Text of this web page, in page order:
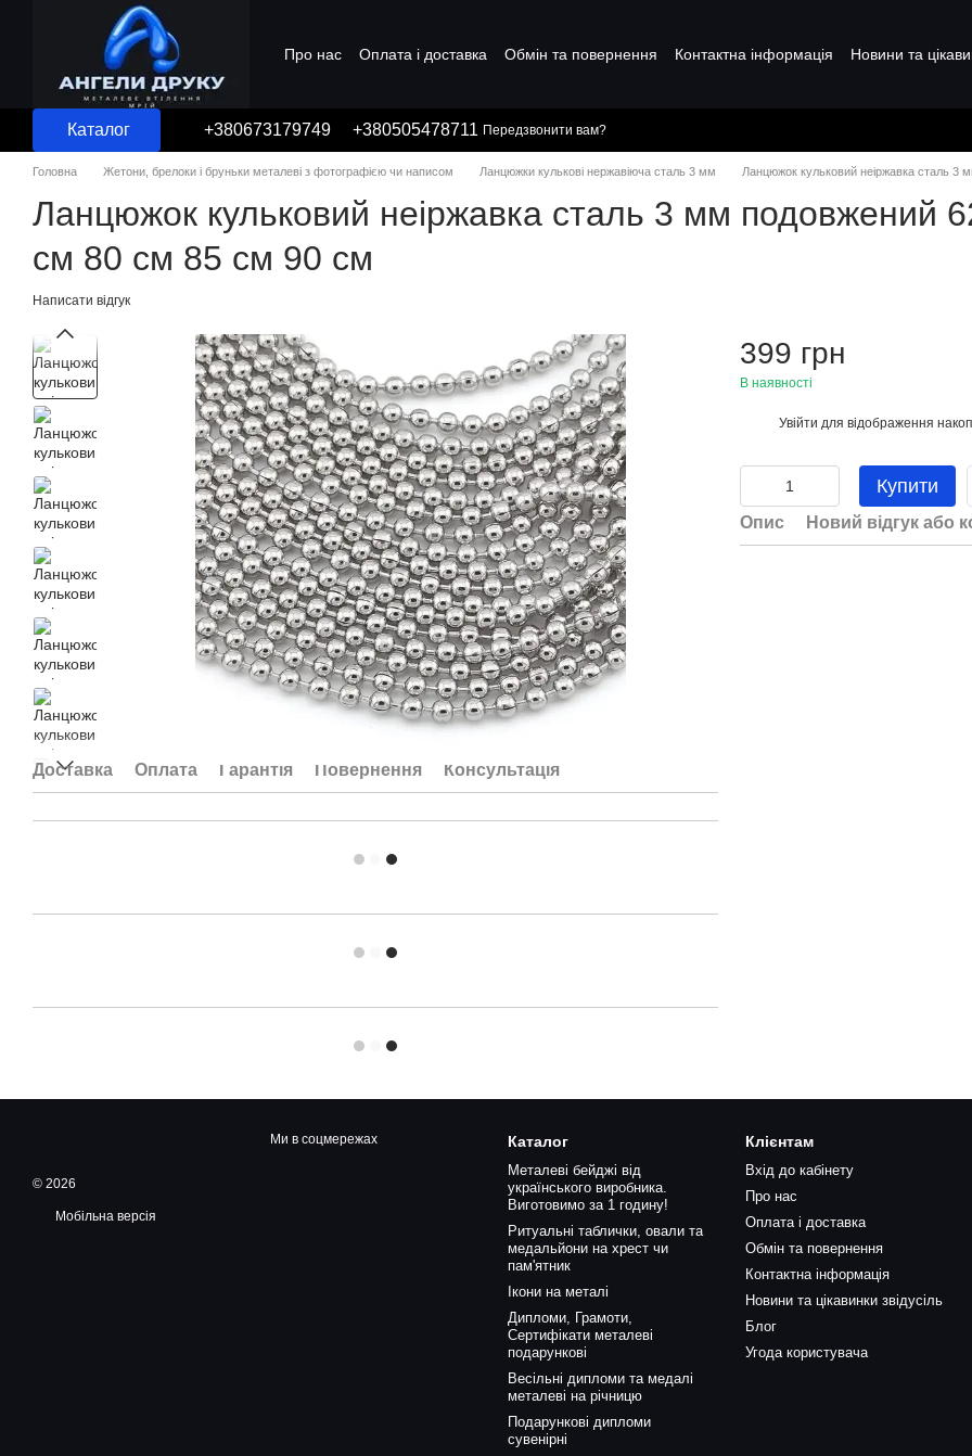
Перейти до основного контенту
Про нас Оплата і доставка Обмін та повернення Контактна інформація Новини та
Каталог +380673179749 +380505478711 Передзвонити вам?
Головна Жетони, брелоки і бруньки металеві з фотографією чи написом Ланцюжки кулькові нержавіюча сталь 3 мм Ланцюжок кульковий неіржавка сталь
Ланцюжок кульковий неіржавка сталь 3 мм подовжений
см 80 см 85 см 90 см
Написати відгук
Доставка Оплата Гарантія Повернення Консультація
399 грн
В наявності
Увійти для відображення
Купити
Опис Новий відгук або
© 2026
Мобільна версія
Ми в соцмережах Каталог
Металеві бейджі від
українського виробника.
Виготовимо за 1 годину!
Ритуальні таблички, овали та
медальйони на хрест чи
пам'ятник
Ікони на металі
Дипломи, Грамоти,
Сертифікати металеві
подарункові
Весільні дипломи та медалі
металеві на річницю
Подарункові дипломи
сувенірні
Клієнтам
Вхід до кабінету
Про нас
Оплата і доставка
Обмін та повернення
Контактна інформація
Новини та цікавинки звідусіль
Блог
Угода користувача